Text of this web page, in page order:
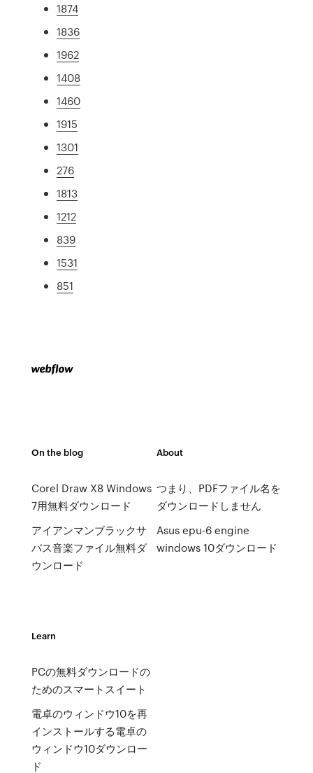
1874
1836
1962
1408
1460
1915
1301
276
1813
1212
839
1531
851
On the blog
Corel Draw X8 Windows
7用無料ダウンロード
アイアンマンブラックサ
バス音楽ファイル無料ダ
ウンロード
About
つまり、PDFファイル名を
ダウンロードしません
Asus epu-6 engine
windows 10ダウンロード
Learn
PCの無料ダウンロードの
ためのスマートスイート
電卓のウィンドウ10を再
インストールする電卓の
ウィンドウ10ダウンロー
ド